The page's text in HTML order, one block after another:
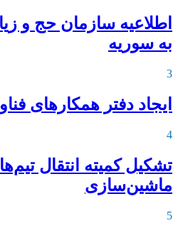
اطلاعیه‌ سازمان حج و
به سوریه
3
ایجاد دفتر همکارهای
4
تشکیل کمیته انتقال
ماشین‌سازی
5